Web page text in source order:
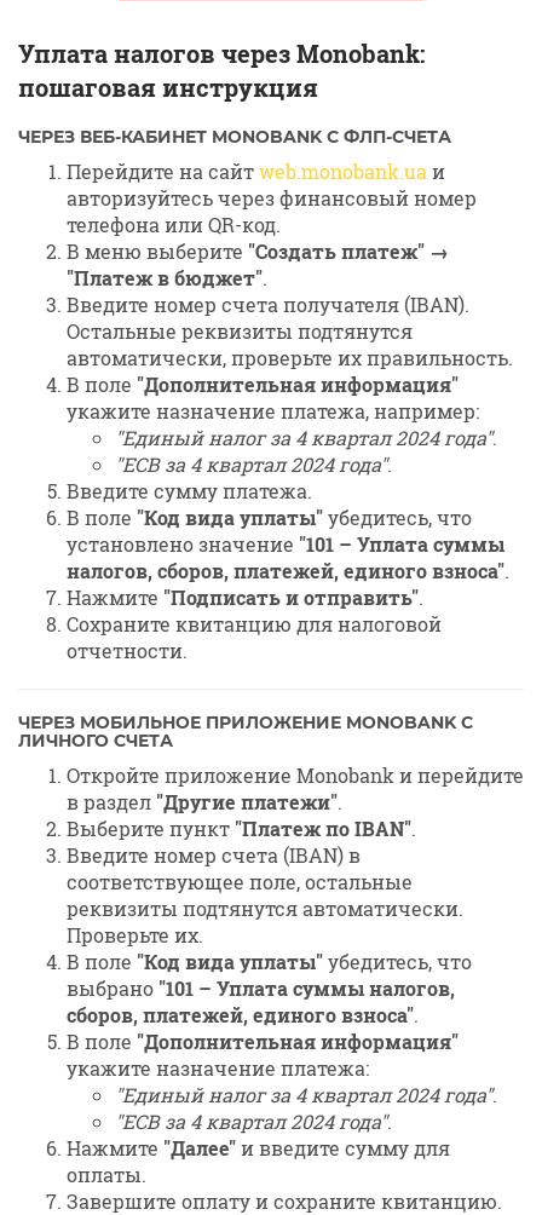
Уплата налогов через Monobank:
пошаговая инструкция
ЧЕРЕЗ ВЕБ-КАБИНЕТ MONOBANK С ФЛП-СЧЕТА
Перейдите на сайтweb.monobank.ua и
авторизуйтесь через финансовый номер
телефона или QR-код.
В меню выберите "Создать платеж" →
"Платеж в бюджет".
Введите номер счета получателя (IBAN).
Остальные реквизиты подтянутся
автоматически, проверьте их правильность.
В поле "Дополнительная информация"
укажите назначение платежа, например:
"Единый налог за 4 квартал 2024 года".
"ЕСВ за 4 квартал 2024 года".
Введите сумму платежа.
В поле "Код вида уплаты"убедитесь, что
установлено значение "101 – Уплата суммы
налогов, сборов, платежей, единого взноса".
Нажмите "Подписать и отправить".
Сохраните квитанцию для налоговой
отчетности.
ЧЕРЕЗ МОБИЛЬНОЕ ПРИЛОЖЕНИЕ MONOBANK С
ЛИЧНОГО СЧЕТА
Откройте приложение Monobank и перейдите
в раздел "Другие платежи".
Выберите пункт "Платеж по IBAN".
Введите номер счета (IBAN) в
соответствующее поле, остальные
реквизиты подтянутся автоматически.
Проверьте их.
В поле "Код вида уплаты"убедитесь, что
выбрано "101 – Уплата суммы налогов,
сборов, платежей, единого взноса".
В поле "Дополнительная информация"
укажите назначение платежа:
"Единый налог за 4 квартал 2024 года".
"ЕСВ за 4 квартал 2024 года".
Нажмите "Далее"и введите сумму для
оплаты.
Завершите оплату и сохраните квитанцию.